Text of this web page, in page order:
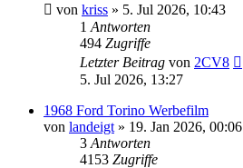
von kriss » 5. Jul 2026, 10:43
1 Antworten
494 Zugriffe
Letzter Beitrag von 2CV8
5. Jul 2026, 13:27
1968 Ford Torino Werbefilm
von landeigt » 19. Jan 2026, 00:06
3 Antworten
4153 Zugriffe